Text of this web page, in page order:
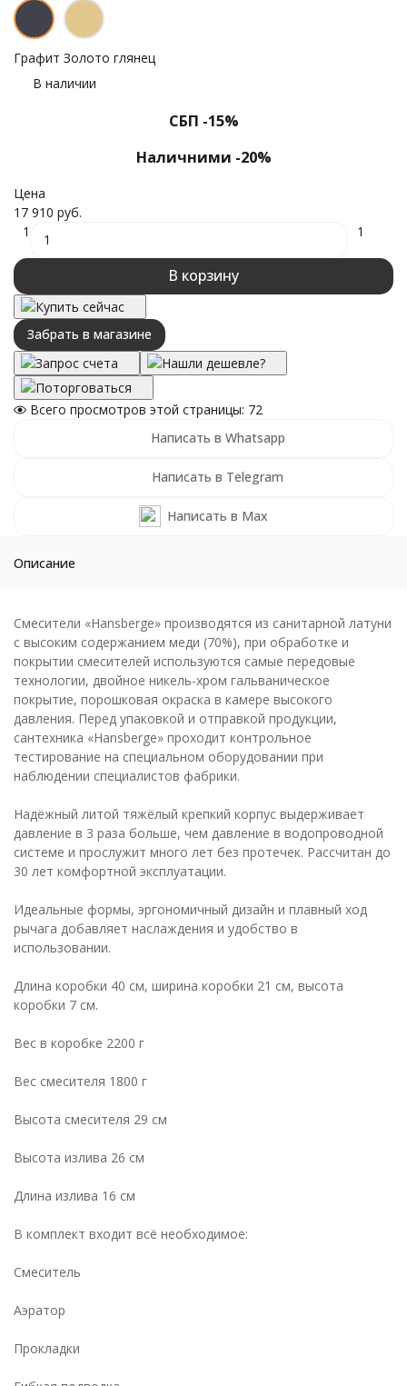
Графит Золото глянец
В наличии
СБП -15%
Наличними -20%
Цена
17 910 руб.
1
1
В корзину
Купить сейчас
Забрать в магазине
Запрос счета
Нашли дешевле?
Поторговаться
Всего просмотров этой страницы: 72
Написать в Whatsapp
Написать в Telegram
Написать в Max
Описание
Смесители «Hansberge» производятся из санитарной латуни
с высоким содержанием меди (70%), при обработке и
покрытии смесителей используются самые передовые
технологии, двойное никель-хром гальваническое
покрытие, порошковая окраска в камере высокого
давления. Перед упаковкой и отправкой продукции,
сантехника «Hansberge» проходит контрольное
тестирование на специальном оборудовании при
наблюдении специалистов фабрики.
Надёжный литой тяжёлый крепкий корпус выдерживает
давление в 3 раза больше, чем давление в водопроводной
системе и прослужит много лет без протечек. Рассчитан до
30 лет комфортной эксплуатации.
Идеальные формы, эргономичный дизайн и плавный ход
рычага добавляет наслаждения и удобство в
использовании.
Длина коробки 40 см, ширина коробки 21 см, высота
коробки 7 см.
Вес в коробке 2200 г
Вес смесителя 1800 г
Высота смесителя 29 см
Высота излива 26 см
Длина излива 16 см
В комплект входит всё необходимое:
Cмеситель
Аэратор
Прокладки